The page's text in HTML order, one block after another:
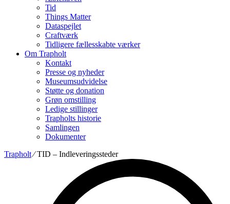
Tid
Things Matter
Dataspejlet
Craftværk
Tidligere fællesskabte værker
Om Trapholt
Kontakt
Presse og nyheder
Museumsudvidelse
Støtte og donation
Grøn omstilling
Ledige stillinger
Trapholts historie
Samlingen
Dokumenter
Trapholt∕TID – Indleveringssteder